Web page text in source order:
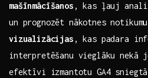
mašīnmācīšanos , kas‌ ļauj
un‌ prognozēt nākotnes
vizualizācijas , kas padara
interpretēšanu vieglāku nekā‍
efektīvi‌ izmantotu GA4